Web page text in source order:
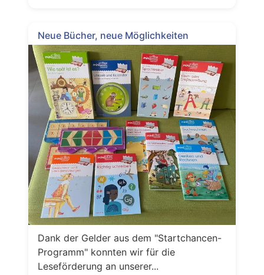
Neue Bücher, neue Möglichkeiten
Dank der Gelder aus dem "Startchancen-
Programm" konnten wir für die
Leseförderung an unserer...